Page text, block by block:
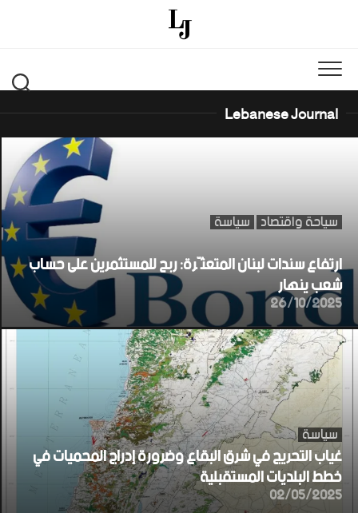
Lebanese Journal
سياحة واقتصاد سياسة
ارتفاع سندات لبنان المتعثّرة: ربح للمستثمرين على حساب
شعب ينهار
26/10/2025
سياسة
غياب التحريج في شرق البقاع وضرورة إدراج المحميات في
خطط البلديات المستقبلية
02/05/2025